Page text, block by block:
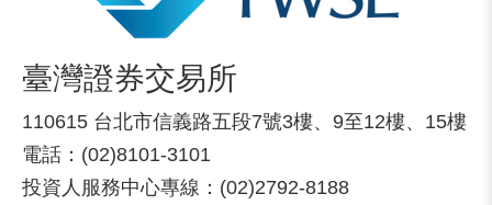
臺灣證券交易所
110615 台北市信義路五段7號3樓、9至12樓、15樓
電話：(02)8101-3101
投資人服務中心專線：(02)2792-8188